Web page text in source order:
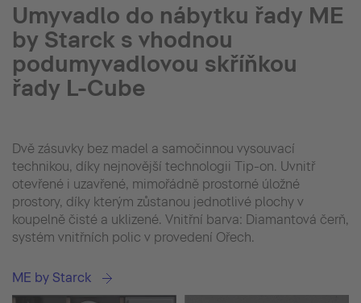
Umyvadlo do nábytku řady ME
by Starck s vhodnou
podumyvadlovou skříňkou
řady L-Cube
Dvě zásuvky bez madel a samočinnou vysouvací
technikou, díky nejnovější technologii Tip-on. Uvnitř
otevřené i uzavřené, mimořádně prostorné úložné
prostory, díky kterým zůstanou jednotlivé plochy v
koupelně čisté a uklizené. Vnitřní barva: Diamantová čerň,
systém vnitřních polic v provedení Ořech.
ME by Starck